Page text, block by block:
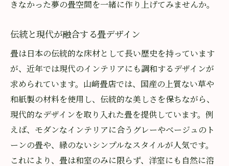
きなかった夢の畳空間を一緒に作り上げてみませんか。
伝統と現代が融合する畳デザイン
畳は日本の伝統的な床材として長い歴史を持っています
が、近年では現代のインテリアにも調和するデザインが
求められています。山﨑畳店では、国産の上質ない草や
和紙製の材料を使用し、伝統的な美しさを保ちながら、
現代的なデザインを取り入れた畳を提供しています。例
えば、モダンなインテリアに合うグレーやベージュのト
ーンの畳や、縁のないシンプルなスタイルが人気です。
これにより、畳は和室のみに限らず、洋室にも自然に溶